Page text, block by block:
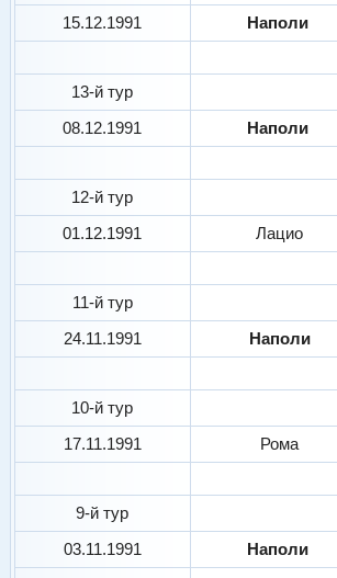
15.12.1991
Наполи
13-й тур
08.12.1991
Наполи
12-й тур
01.12.1991
Лацио
11-й тур
24.11.1991
Наполи
10-й тур
17.11.1991
Рома
9-й тур
03.11.1991
Наполи